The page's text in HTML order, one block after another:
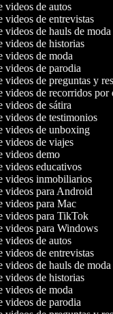
videos de autos
videos de entrevistas
videos de hauls de moda
videos de historias
videos de moda
videos de parodia
videos de preguntas y
videos de recorridos por
videos de sátira
videos de testimonios
videos de unboxing
videos de viajes
videos demo
videos educativos
videos inmobiliarios
videos para Android
videos para Mac
videos para TikTok
videos para Windows
videos de autos
videos de entrevistas
videos de hauls de moda
videos de historias
videos de moda
videos de parodia